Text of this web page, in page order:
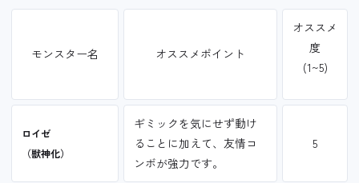
モンスター名 オススメポイント
オススメ
度
(1~5)
ロイゼ
（獣神化）
ギミックを気にせず動け
ることに加えて、友情コ
ンボが強力です。
5